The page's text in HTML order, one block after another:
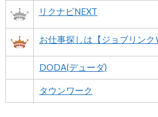
リクナビNEXT
お仕事探しは【ジョブリンク
DODA(デューダ)
タウンワーク